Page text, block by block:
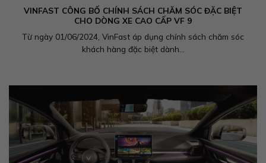
VINFAST CÔNG BỐ CHÍNH SÁCH CHĂM SÓC ĐẶC BIỆT
CHO DÒNG XE CAO CẤP VF 9
Từ ngày 01/06/2024, VinFast áp dụng chính sách chăm sóc
khách hàng đặc biệt dành...